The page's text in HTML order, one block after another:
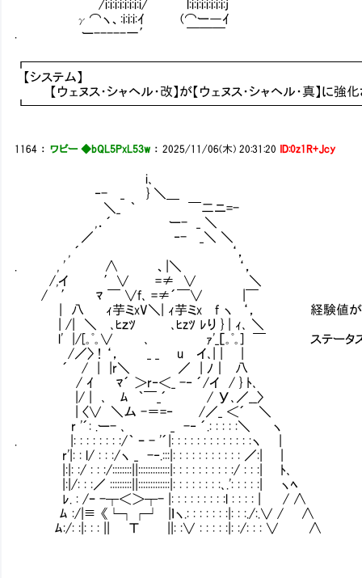
/i:i:i:i:i:i:i:i/ l:i:i:i:i:i:i:i:j
γ⌒ヽ、:i:i:i:ｲ (⌒ー―ｲ
. ー-----一′ ￣￣￣
【システム】
【ウェヌス・シャヘル・改】が【ウェヌス・シャヘル・真】に強
1164 ： ワビー ◆bQL5PxL53w ：2025/11/06(木) 20:31:20 ID:0z1R+Jcy
i､
‐- _ } ＼＿
＼_ ｀ ￣二ニ=-
,．´ ー- _ ＼
／ ‐- _＼ ＼
, ´ ‘，
. , ' ∧ 、|＼ ‘，
/,イ ′∨ =≠ ∨ ＼
/ ′ ﾏ ￣ ∨f､ =≠´￣∨ |￣
| 八 ｨ芋ミxV＼| ｨ芋ミx f ヽ ‘， 経験値が数％で
| /| ＼ ､ﾋｚﾂ ､ﾋzﾂ ﾚり } | ｨ､ ＼
l' |/[｡ﾟ｡∨ ､ ｧ'_［｡ﾟ｡] ￣ ステータスは上げれば
/／〉 ! ‘， _ _ u イ､| | |
´ / | |r＼ ／ | ﾉ｜ 八
/ ｲ ﾏ´ ＞r‐＜_ -‐ ´/イ / } ﾄ､
|/ | ､ ﾑ ｀￣_´ / У､／__〉
| 〈∨ ＼ム -＝=‐ /／_ ＜´ ＼
r '´: .ー- ､ _ -‐ ´.: : : : :＼ ヽ
. |: : : : : : : :/｀ ｰ - '´|: : : : : : : : : : : : :ヽ |
r'|: : l/ : : :/ヽ _ -‐.:::|: : : : : : : : : : : ／:| |
|:|: :/ : : :/::::::::||:::::::::::::|: : : : : : : : : :/ : : :| ﾄ､
|:|/: : :／ :::::::::||:::::::::::::|: : : : : : : :､.': : : : :| ヽﾍ
ﾚ. : /ｰ -┬＜＞┬- |: : : : : : : : :l : : : : | / ∧
ﾑ :/|≡ 《└┐┌┘ |ｌヽ.: : : : : : :|: : :./:.∨ / ∧
ﾑ:/: :|: : : || Τ ||: :∨ : : : : :|: :/: : : ∨ ∧